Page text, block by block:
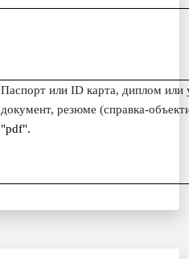
Паспорт или ID карта, диплом или
документ, резюме (справка-
"pdf".